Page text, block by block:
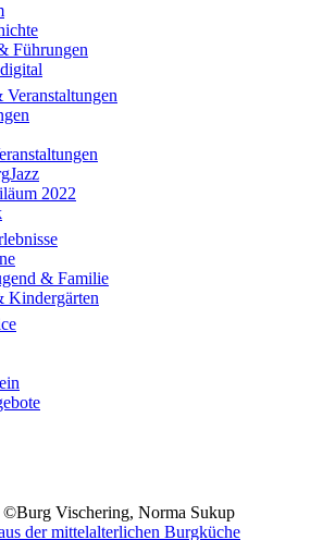
Führungen
2022
& Familie
Kindergärten
der mittelalterlichen Burgküche